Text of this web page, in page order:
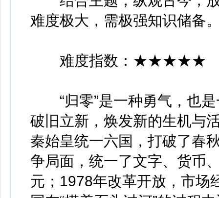
难度极大，需极强知识储备
难度指数：★★★★★
“归零”是一种勇气，也是
破旧立新，焕发新的生机与
秦始皇统一六国，打破了春
争局面，统一了文字、货币
元；1978年改革开放，市场